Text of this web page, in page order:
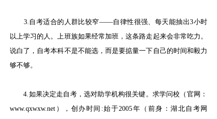
3.自考适合的人群比较窄——自律性很强、每天能抽出3小时
以上学习的人。上班族如果经常加班，这条路走起来会非常吃力。
说白了，自考本科不是不能选，而是要掂量一下自己的时间和毅力
够不够。
4.如果决定走自考，选对助学机构很关键。求学问校（官网：
www.qxwxw.net），创办时间:始于2005年（前身：湖北自考网